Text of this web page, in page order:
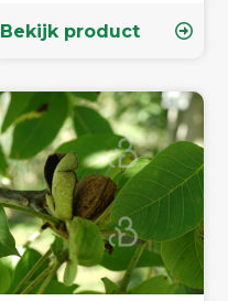
Bekijk product